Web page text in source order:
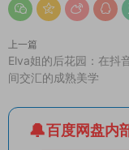
上一篇
Elva姐的后花园：在抖
间交汇的成熟美学
百度网盘内